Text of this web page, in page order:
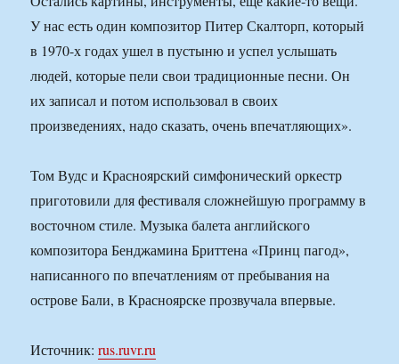
У нас есть один композитор Питер Скалторп, который
в 1970-х годах ушел в пустыню и успел услышать
людей, которые пели свои традиционные песни. Он
их записал и потом использовал в своих
произведениях, надо сказать, очень впечатляющих».
Том Вудс и Красноярский симфонический оркестр
приготовили для фестиваля сложнейшую программу в
восточном стиле. Музыка балета английского
композитора Бенджамина Бриттена «Принц пагод»,
написанного по впечатлениям от пребывания на
острове Бали, в Красноярске прозвучала впервые.
Источник:rus.ruvr.ru